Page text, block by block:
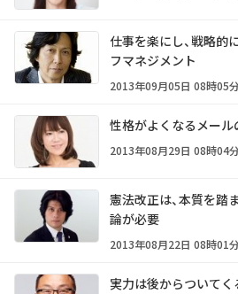
仕事を楽にし、戦略的
フマネジメント
2013年09月05日 08時05
性格がよくなるメール
2013年08月29日 08時04
憲法改正は、本質を踏
論が必要
2013年08月22日 08時01
実力は後からついてく